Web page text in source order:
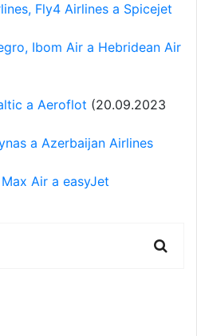
Fly4 Airlines a Spicejet
Ibom Air a Hebridean Air
a Aeroflot (20.09.2023
a Azerbaijan Airlines
Air a easyJet